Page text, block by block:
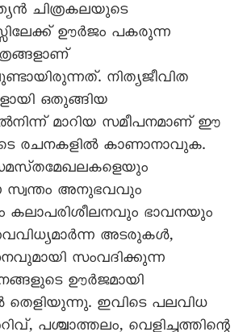
ചിത്രകലയുടെ
ഊർജം പകരുന്ന
നിത്യജീവിത
ഒതുങ്ങിയ
മാറിയ സമീപനമാണ്‌ ഈ
രചനകളിൽ കാണാനാവുക.
സ്വന്തം അനുഭവവും
ഭാവനയും
അടരുകൾ,
സംവദിക്കുന്ന
ഊർജമായി
തെളിയുന്നു. ഇവിടെ പലവിധ